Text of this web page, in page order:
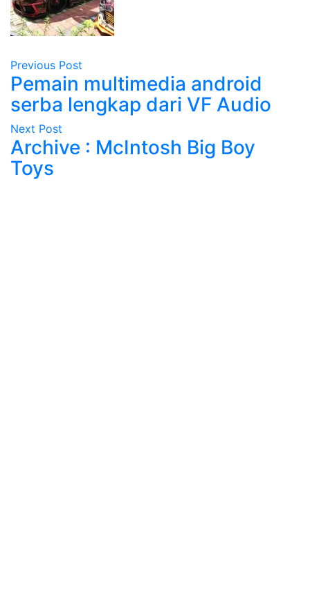
Previous Post
Pemain multimedia android
serba lengkap dari VF Audio
Next Post
Archive : McIntosh Big Boy
Toys